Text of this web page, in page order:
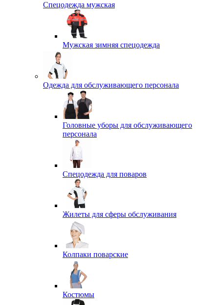
Спецодежда мужская
Мужская зимняя спецодежда
Одежда для обслуживающего персонала
Головные уборы для обслуживающего
персонала
Спецодежда для поваров
Жилеты для сферы обслуживания
Колпаки поварские
Костюмы